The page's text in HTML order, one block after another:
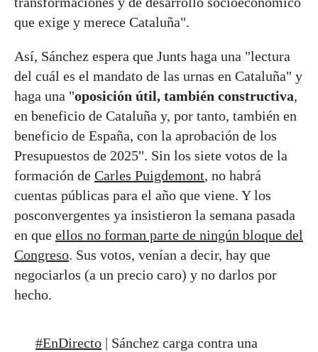
que exige y merece Cataluña".
Así, Sánchez espera que Junts haga una "lectura
del cuál es el mandato de las urnas en Cataluña" y
haga una "oposición útil, también constructiva,
en beneficio de Cataluña y, por tanto, también en
beneficio de España, con la aprobación de los
Presupuestos de 2025". Sin los siete votos de la
formación de Carles Puigdemont, no habrá
cuentas públicas para el año que viene. Y los
posconvergentes ya insistieron la semana pasada
en que ellos no forman parte de ningún bloque del
Congreso. Sus votos, venían a decir, hay que
negociarlos (a un precio caro) y no darlos por
hecho.
#EnDirecto | Sánchez carga contra una